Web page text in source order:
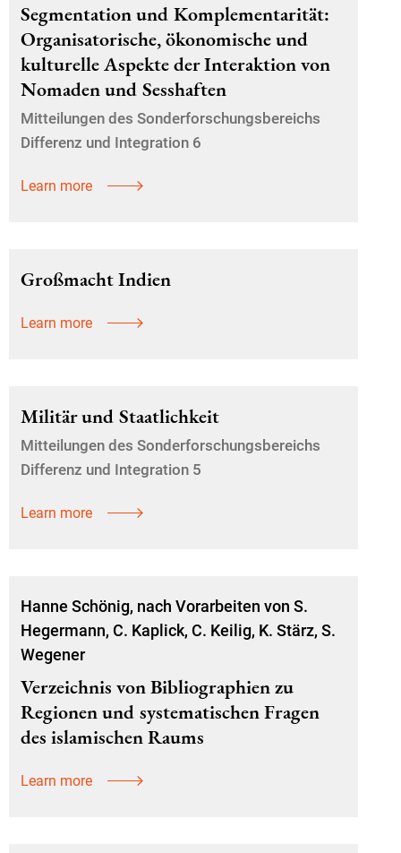
Segmentation und Komplementarität:
Organisatorische, ökonomische und
kulturelle Aspekte der Interaktion von
Nomaden und Sesshaften
Mitteilungen des Sonderforschungsbereichs
Differenz und Integration 6
Learn more
Großmacht Indien
Learn more
Militär und Staatlichkeit
Mitteilungen des Sonderforschungsbereichs
Differenz und Integration 5
Learn more
Hanne Schönig, nach Vorarbeiten von S.
Hegermann, C. Kaplick, C. Keilig, K. Stärz, S.
Wegener
Verzeichnis von Bibliographien zu
Regionen und systematischen Fragen
des islamischen Raums
Learn more